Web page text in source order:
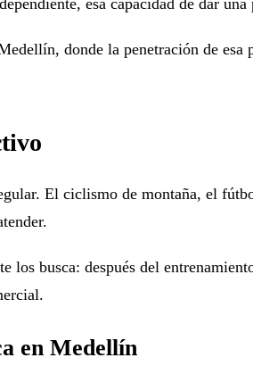
donde la penetración de
El ciclismo de montaña, el
los busca: después del
en Medellín